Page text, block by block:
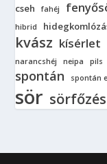
cseh fahéj
hibrid
kvász kísérlet
narancshéj neipa pils
spontán spontán
sör sörfőzés